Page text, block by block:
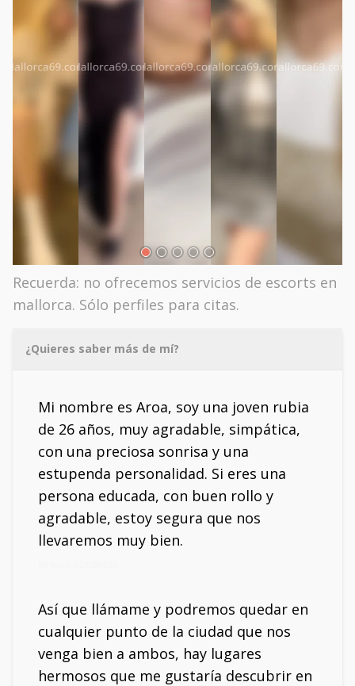
Recuerda: no ofrecemos servicios de escorts en
mallorca. Sólo perfiles para citas.
¿Quieres saber más de mí?
Mi nombre es Aroa, soy una joven rubia
de 26 años, muy agradable, simpática,
con una preciosa sonrisa y una
estupenda personalidad. Si eres una
persona educada, con buen rollo y
agradable, estoy segura que nos
llevaremos muy bien.
Así que llámame y podremos quedar en
cualquier punto de la ciudad que nos
venga bien a ambos, hay lugares
hermosos que me gustaría descubrir en